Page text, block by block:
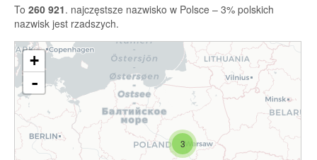
To 260 921. najczęstsze nazwisko w Polsce – 3% polskich
nazwisk jest rzadszych.
3
+
-